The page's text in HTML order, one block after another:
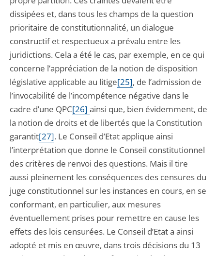
dissipées et, dans tous les champs de la question
prioritaire de constitutionnalité, un dialogue
constructif et respectueux a prévalu entre les
juridictions. Cela a été le cas, par exemple, en ce qui
concerne l’appréciation de la notion de disposition
législative applicable au litige[25], de l’admission de
l’invocabilité de l’incompétence négative dans le
cadre d’une QPC[26] ainsi que, bien évidemment, de
la notion de droits et de libertés que la Constitution
garantit[27]. Le Conseil d’Etat applique ainsi
l’interprétation que donne le Conseil constitutionnel
des critères de renvoi des questions. Mais il tire
aussi pleinement les conséquences des censures du
juge constitutionnel sur les instances en cours, en se
conformant, en particulier, aux mesures
éventuellement prises pour remettre en cause les
effets des lois censurées. Le Conseil d’Etat a ainsi
adopté et mis en œuvre, dans trois décisions du 13